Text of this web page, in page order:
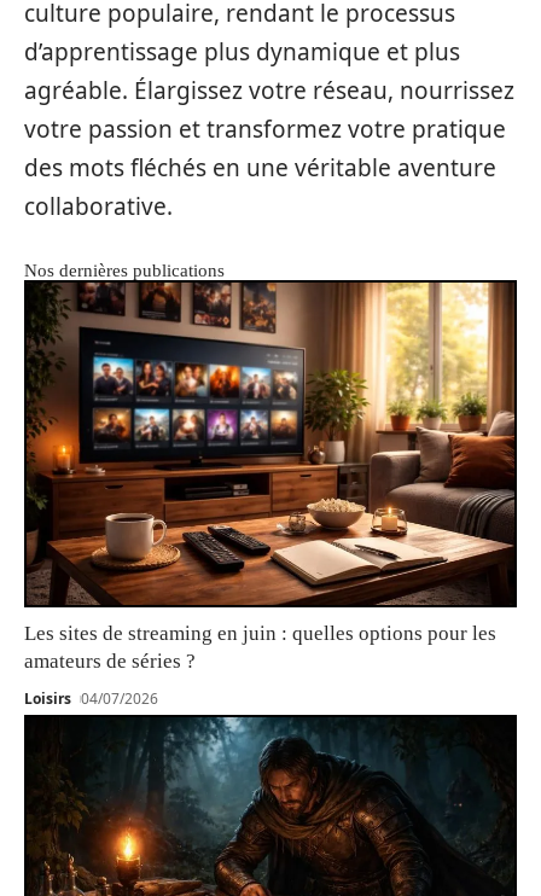
culture populaire, rendant le processus
d’apprentissage plus dynamique et plus
agréable. Élargissez votre réseau, nourrissez
votre passion et transformez votre pratique
des mots fléchés en une véritable aventure
collaborative.
Nos dernières publications
Les sites de streaming en juin : quelles options pour les
amateurs de séries ?
Loisirs 04/07/2026